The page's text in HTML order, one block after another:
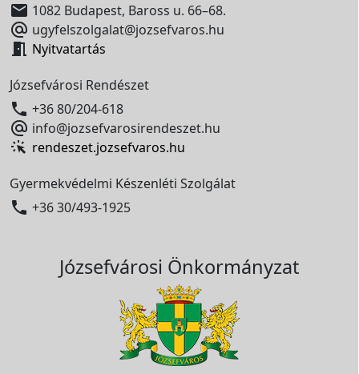
 1082 Budapest, Baross u. 66–68.
 ugyfelszolgalat@jozsefvaros.hu
 Nyitvatartás
Józsefvárosi Rendészet
 +36 80/204-618
 info@jozsefvarosirendeszet.hu
rendeszet.jozsefvaros.hu
Gyermekvédelmi Készenléti Szolgálat
 +36 30/493-1925
Józsefvárosi Önkormányzat